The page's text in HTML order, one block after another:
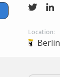
Location:
Berlin